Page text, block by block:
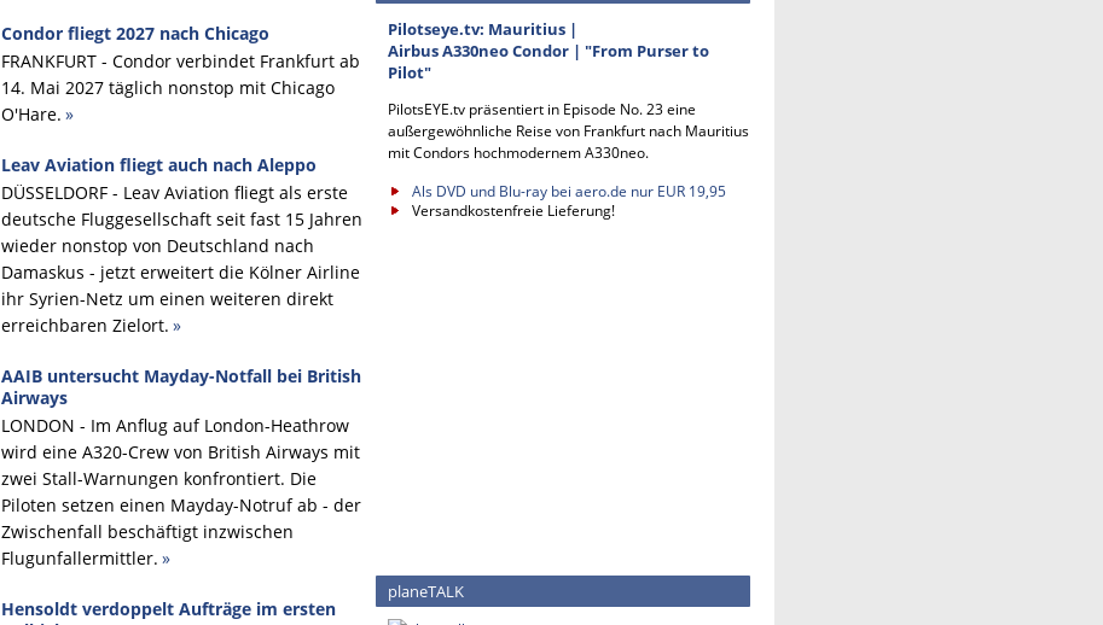
Condor fliegt 2027 nach Chicago
FRANKFURT - Condor verbindet Frankfurt ab
14. Mai 2027 täglich nonstop mit Chicago
O'Hare. »
Leav Aviation fliegt auch nach Aleppo
DÜSSELDORF - Leav Aviation fliegt als erste
deutsche Fluggesellschaft seit fast 15 Jahren
wieder nonstop von Deutschland nach
Damaskus - jetzt erweitert die Kölner Airline
ihr Syrien-Netz um einen weiteren direkt
erreichbaren Zielort. »
AAIB untersucht Mayday-Notfall bei British
Airways
LONDON - Im Anflug auf London-Heathrow
wird eine A320-Crew von British Airways mit
zwei Stall-Warnungen konfrontiert. Die
Piloten setzen einen Mayday-Notruf ab - der
Zwischenfall beschäftigt inzwischen
Flugunfallermittler. »
Hensoldt verdoppelt Aufträge im ersten
Pilotseye.tv: Mauritius |
Airbus A330neo Condor | "From Purser to
Pilot"
PilotsEYE.tv präsentiert in Episode No. 23 eine
außergewöhnliche Reise von Frankfurt nach Mauritius
mit Condors hochmodernem A330neo.
Als DVD und Blu-ray bei aero.de nur EUR 19,95
Versandkostenfreie Lieferung!
planeTALK